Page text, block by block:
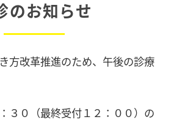
のお知らせ
方改革推進のため、午後の診療
３０（最終受付１２：００）の